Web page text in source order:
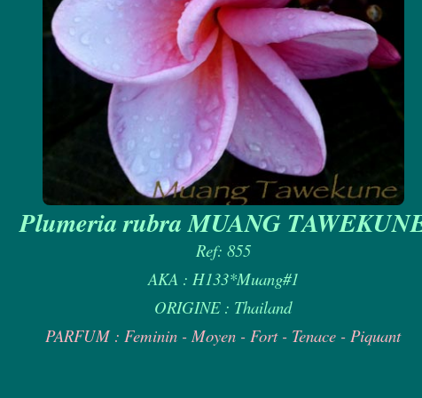
Plumeria rubra MUANG
Ref: 855
AKA : H133*Muang#1
ORIGINE : Thailand
PARFUM : Feminin - Moyen - Fort - Tenace - Piquant